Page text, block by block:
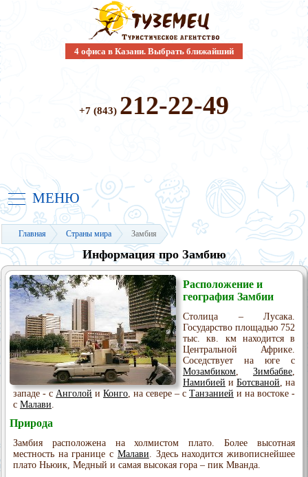
4 офиса в Казани. Выбрать ближайший
+7 (843) 212-22-49
МЕНЮ
Главная Страны мира Замбия
Информация про Замбию
Расположение и
география Замбии
Столица – Лусака.
Государство площадью 752
тыс. кв. км находится в
Центральной Африке.
Соседствует на юге с
Мозамбиком, Зимбабве,
Намибией и Ботсваной, на
западе - с Анголой и Конго, на севере – с Танзанией и на востоке -
с Малави.
Природа
Замбия расположена на холмистом плато. Более высотная
местность на границе с Малави. Здесь находится живописнейшее
плато Ньюик, Медный и самая высокая гора – пик Мванда.